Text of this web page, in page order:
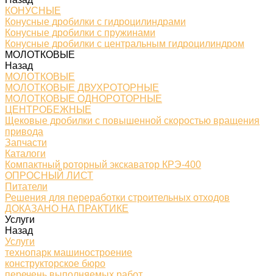
КОНУСНЫЕ
Конусные дробилки с гидроцилиндрами
Конусные дробилки с пружинами
Конусные дробилки с центральным гидроцилиндром
МОЛОТКОВЫЕ
Назад
МОЛОТКОВЫЕ
МОЛОТКОВЫЕ ДВУХРОТОРНЫЕ
МОЛОТКОВЫЕ ОДНОРОТОРНЫЕ
ЦЕНТРОБЕЖНЫЕ
Щековые дробилки с повышенной скоростью вращения
привода
Запчасти
Каталоги
Компактный роторный экскаватор КРЭ-400
ОПРОСНЫЙ ЛИСТ
Питатели
Решения для переработки строительных отходов
ДОКАЗАНО НА ПРАКТИКЕ
Услуги
Назад
Услуги
технопарк машиностроение
конструкторское бюро